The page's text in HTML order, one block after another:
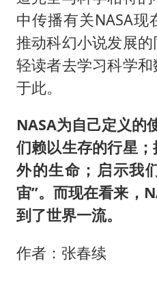
中传播有关NASA
推动科幻小说发展
轻读者去学习科学
于此。
NASA为自己定义的
们赖以生存的行星
外的生命；启示我
宙”。而现在看来，
到了世界一流。
作者：张春续